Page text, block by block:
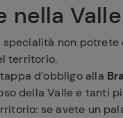
nella Valle
specialità non
territorio.
d’obbligo alla
della Valle e tanti
se avete un